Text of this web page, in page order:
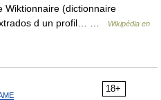
Wiktionnaire (dictionnaire
d un profil… …
Wikipédia en
18+